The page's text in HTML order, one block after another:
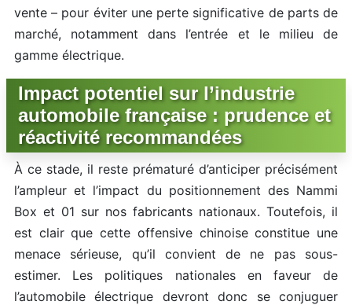
vente – pour éviter une perte significative de parts de
marché, notamment dans l’entrée et le milieu de
gamme électrique.
Impact potentiel sur l’industrie
automobile française : prudence et
réactivité recommandées
À ce stade, il reste prématuré d’anticiper précisément
l’ampleur et l’impact du positionnement des Nammi
Box et 01 sur nos fabricants nationaux. Toutefois, il
est clair que cette offensive chinoise constitue une
menace sérieuse, qu’il convient de ne pas sous-
estimer. Les politiques nationales en faveur de
l’automobile électrique devront donc se conjuguer